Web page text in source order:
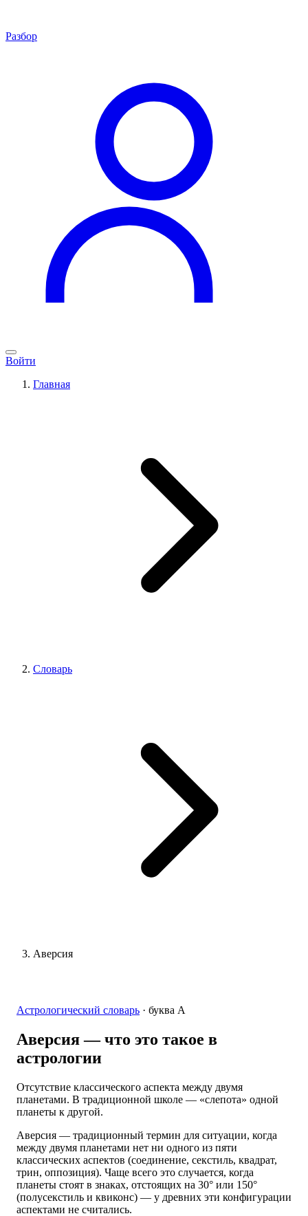
Разбор
Войти
Главная
Словарь
Аверсия
Астрологический словарь · буква А
Аверсия— что это такое в
астрологии
Отсутствие классического аспекта между двумя
планетами. В традиционной школе — «слепота» одной
планеты к другой.
Аверсия — традиционный термин для ситуации, когда
между двумя планетами нет ни одного из пяти
классических аспектов (соединение, секстиль, квадрат,
трин, оппозиция). Чаще всего это случается, когда
планеты стоят в знаках, отстоящих на 30° или 150°
(полусекстиль и квиконс) — у древних эти конфигурации
аспектами не считались.